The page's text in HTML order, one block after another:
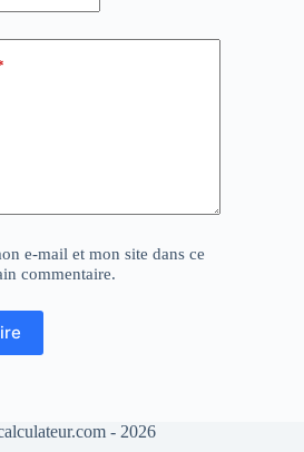
e-mail et mon site dans ce
commentaire.
- 2026